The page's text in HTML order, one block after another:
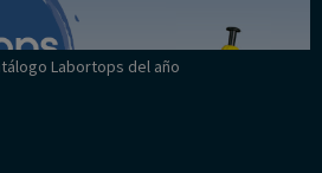
Labortops del año